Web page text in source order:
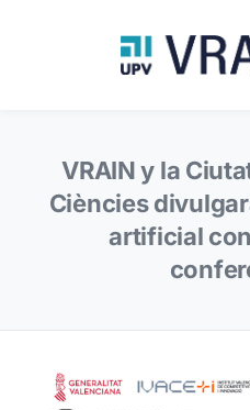
VRAIN y la
Ciències
artificial